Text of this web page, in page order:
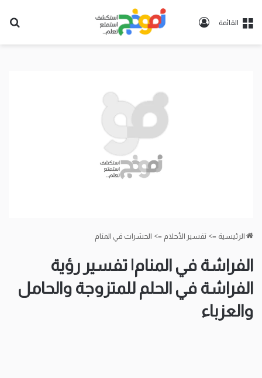
القائمة
الرئيسية => تفسير الأحلام => الحشرات في المنام
الفراشة في المنام| تفسير رؤية
الفراشة في الحلم للمتزوجة والحامل
والعزباء